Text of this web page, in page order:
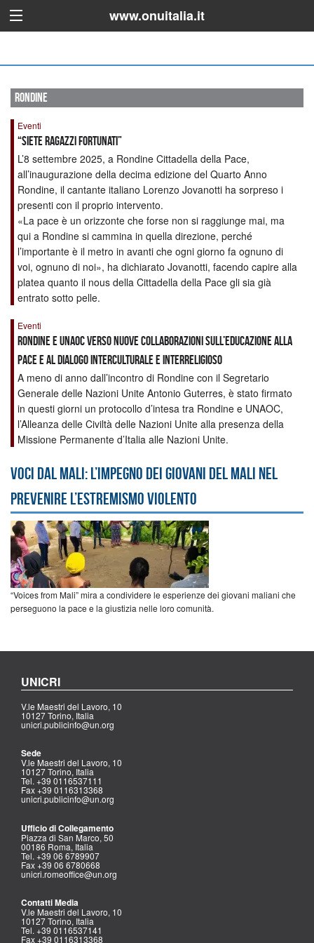
www.onuitalia.it
rondine
Eventi
“Siete ragazzi fortunati”
L’8 settembre 2025, a Rondine Cittadella della Pace,
all’inaugurazione della decima edizione del Quarto Anno
Rondine, il cantante italiano Lorenzo Jovanotti ha sorpreso i
presenti con il proprio intervento.
«La pace è un orizzonte che forse non si raggiunge mai, ma
qui a Rondine si cammina in quella direzione, perché
l’importante è il metro in avanti che ogni giorno fa ognuno di
voi, ognuno di noi», ha dichiarato Jovanotti, facendo capire alla
platea quanto il nous della Cittadella della Pace gli sia già
entrato sotto pelle.
Eventi
Rondine e UNAOC verso nuove collaborazioni sull’educazione alla
pace e al dialogo interculturale e interreligioso
A meno di anno dall’incontro di Rondine con il Segretario
Generale delle Nazioni Unite Antonio Guterres, è stato firmato
in questi giorni un protocollo d’intesa tra Rondine e UNAOC,
l’Alleanza delle Civiltà delle Nazioni Unite alla presenza della
Missione Permanente d’Italia alle Nazioni Unite.
Voci dal Mali: l’impegno dei giovani del Mali nel
prevenire l’estremismo violento
“Voices from Mali” mira a condividere le esperienze dei giovani maliani che
perseguono la pace e la giustizia nelle loro comunità.
UNICRI
V.le Maestri del Lavoro, 10
10127 Torino, Italia
unicri.publicinfo@un.org
Sede
V.le Maestri del Lavoro, 10
10127 Torino, Italia
Tel. +39 0116537111
Fax +39 0116313368
unicri.publicinfo@un.org
Ufficio di Collegamento
Piazza di San Marco, 50
00186 Roma, Italia
Tel. +39 06 6789907
Fax +39 06 6780668
unicri.romeoffice@un.org
Contatti Media
V.le Maestri del Lavoro, 10
10127 Torino, Italia
Tel. +39 0116537141
Fax +39 0116313368